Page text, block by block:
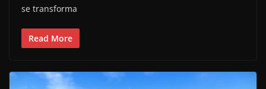
se transforma
Read More